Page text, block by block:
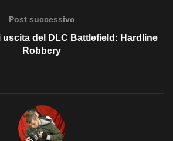
Post successivo
uscita del DLC Battlefield: Hardline
Robbery